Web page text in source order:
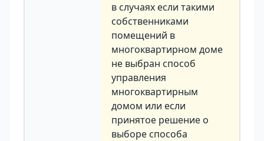
в случаях если такими
собственниками
помещений в
многоквартирном доме
не выбран способ
управления
многоквартирным
домом или если
принятое решение о
выборе способа